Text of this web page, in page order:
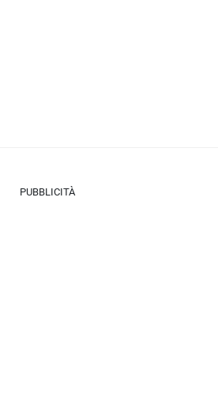
PUBBLICITÀ